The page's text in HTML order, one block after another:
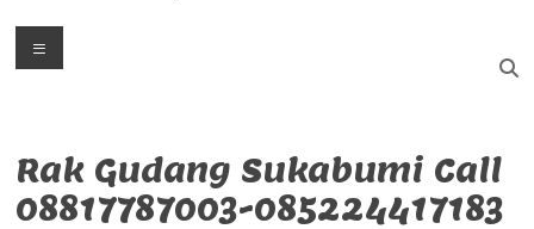
Menu
Rak Gudang Sukabumi Call
08817787003-085224417183